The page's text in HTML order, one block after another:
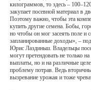
килограммов, то здесь –
закупает посевной материал в
Поэтому важно, чтобы эта
купить другие семена. Бобы,
но чтобы он мог засеять поле и
запланированные доходы», –
Юрис Лаздиньш. Владельцы
могут претендовать не только
выплаты, но и на различные
проблему потрав. Ведь
вызревание урожая и тоже